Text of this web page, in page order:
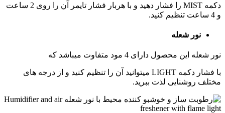
دکمه MIST را فشار دهید و با هربار فشار تایمر آن را روی 2 ساعت
و 4 ساعت تنظیم کنید.
نور شعله
نور شعله این محصول دارای 4 مود متفاوت میباشد که
با فشار دکمه LIGHT میتوانید آن را تنظیم کنید و از درجه های
مختلف روشنایی لذت ببرید.